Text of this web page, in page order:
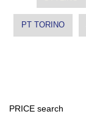
PT TORINO
PRICE search